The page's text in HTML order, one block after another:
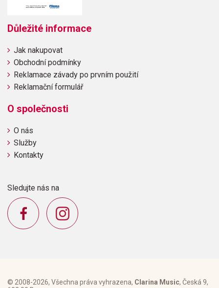
Důležité informace
Jak nakupovat
Obchodní podmínky
Reklamace závady po prvním použití
Reklamační formulář
O společnosti
O nás
Služby
Kontakty
Sledujte nás na
© 2008-2026, Všechna práva vyhrazena, Clarina Music, Česká 9,